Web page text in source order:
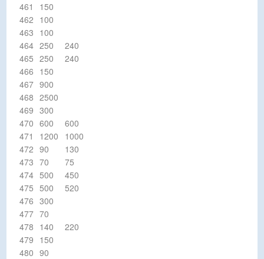
461
150
462 100
463 100
464 250
240
465 250
240
466 150
467 900
468 2500
469 300
470 600
600
471
1200
1000
472 90
130
473 70
75
474 500
450
475 500
520
476 300
477 70
478 140
220
479 150
480 90